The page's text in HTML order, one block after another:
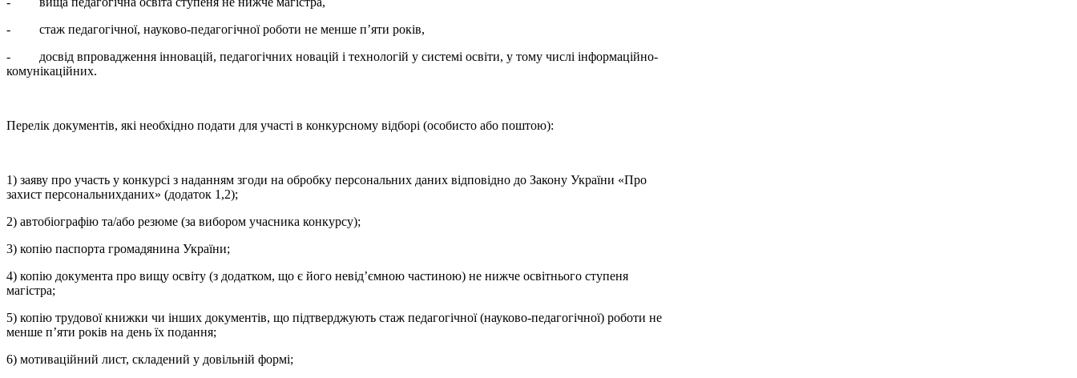
- стаж педагогічної, науково-педагогічної роботи не менше п’яти років,
- досвід впровадження інновацій, педагогічних новацій і технологій у системі освіти, у тому числі інформаційно-
комунікаційних.
Перелік документів, які необхідно подати для участі в конкурсному відборі (особисто або поштою):
1) заяву про участь у конкурсі з наданням згоди на обробку персональних даних відповідно до Закону України «Про
захист персональнихданих» (додаток 1,2);
2) автобіографію та/або резюме (за вибором учасника конкурсу);
3) копію паспорта громадянина України;
4) копію документа про вищу освіту (з додатком, що є його невід’ємною частиною) не нижче освітнього ступеня
магістра;
5) копію трудової книжки чи інших документів, що підтверджують стаж педагогічної (науково-педагогічної) роботи не
менше п’яти років на день їх подання;
6) мотиваційний лист, складений у довільній формі;